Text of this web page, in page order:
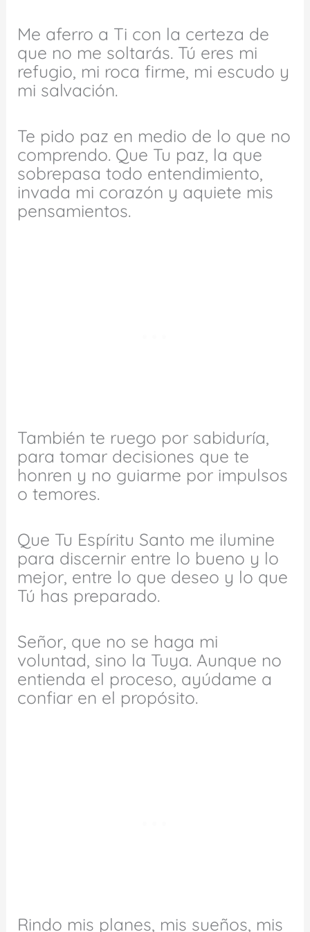
Me aferro a Ti con la certeza de
que no me soltarás. Tú eres mi
refugio, mi roca firme, mi escudo y
mi salvación.
Te pido paz en medio de lo que no
comprendo. Que Tu paz, la que
sobrepasa todo entendimiento,
invada mi corazón y aquiete mis
pensamientos.
También te ruego por sabiduría,
para tomar decisiones que te
honren y no guiarme por impulsos
o temores.
Que Tu Espíritu Santo me ilumine
para discernir entre lo bueno y lo
mejor, entre lo que deseo y lo que
Tú has preparado.
Señor, que no se haga mi
voluntad, sino la Tuya. Aunque no
entienda el proceso, ayúdame a
confiar en el propósito.
Rindo mis planes, mis sueños, mis